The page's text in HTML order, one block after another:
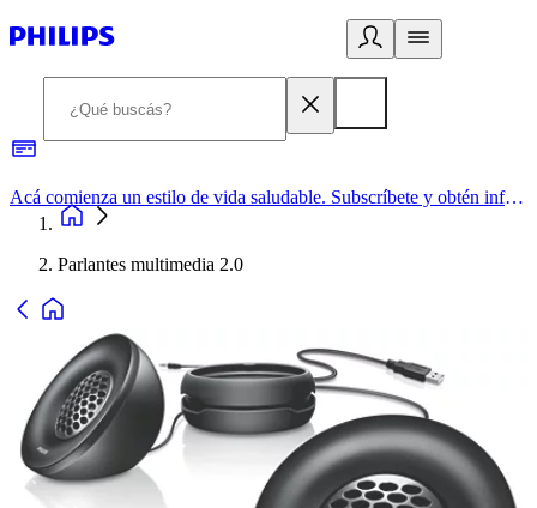
Acá comienza un estilo de vida saludable. Subscríbete y obtén información de primera mano
Parlantes multimedia 2.0